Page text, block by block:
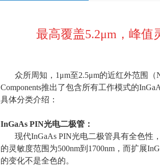
最高覆盖5.2μm，峰值
众所周知， 1 μm至2.5μm的近红外范围（
Components推出了包含所有工作模式的
具体分类介绍：
InGaAs PIN光电二极管：
现代InGaAs PIN光电二极管具有全色性
的灵敏度范围为500nm到 1700nm ，而扩展
的变化不是全色的。